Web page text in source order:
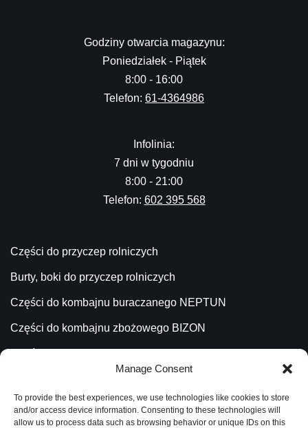
Manage Consent
To provide the best experiences, we use technologies like cookies to store
and/or access device information. Consenting to these technologies will
allow us to process data such as browsing behavior or unique IDs on this
Godziny otwarcia magazynu:
Poniedziałek - Piątek
8:00 - 16:00
Telefon: 61-4364986
Infolinia:
7 dni w tygodniu
8:00 - 21:00
Telefon: 602 395 568
Części do przyczep rolniczych
Burty, boki do przyczep rolniczych
Części do kombajnu buraczanego NEPTUN
Części do kombajnu zbożowego BIZON
Części do Ładowacza TROLL